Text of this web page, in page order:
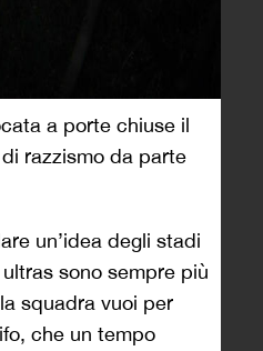
a porte chiuse il
razzismo da parte
un’idea degli stadi
sono sempre più
squadra vuoi per
che un tempo